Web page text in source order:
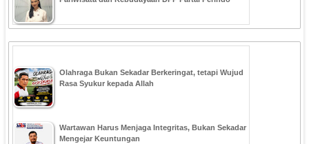
Olahraga Bukan Sekadar Berkeringat, tetapi Wujud
Rasa Syukur kepada Allah
Wartawan Harus Menjaga Integritas, Bukan Sekadar
Mengejar Keuntungan